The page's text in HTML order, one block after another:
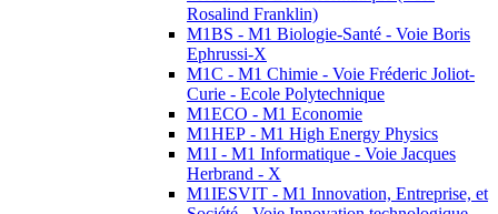
Rosalind Franklin)
M1BS - M1 Biologie-Santé - Voie Boris
Ephrussi-X
M1C - M1 Chimie - Voie Fréderic Joliot-
Curie - Ecole Polytechnique
M1ECO - M1 Economie
M1HEP - M1 High Energy Physics
M1I - M1 Informatique - Voie Jacques
Herbrand - X
M1IESVIT - M1 Innovation, Entreprise, et